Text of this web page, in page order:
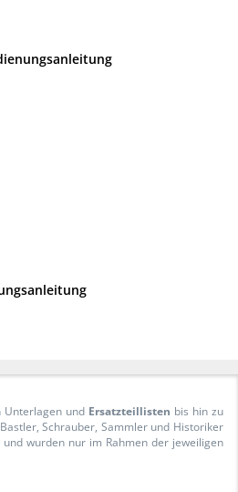
Unterlagen und Ersatzteillisten bis hin zu
Schrauber, Sammler und Historiker
wurden nur im Rahmen der jeweiligen